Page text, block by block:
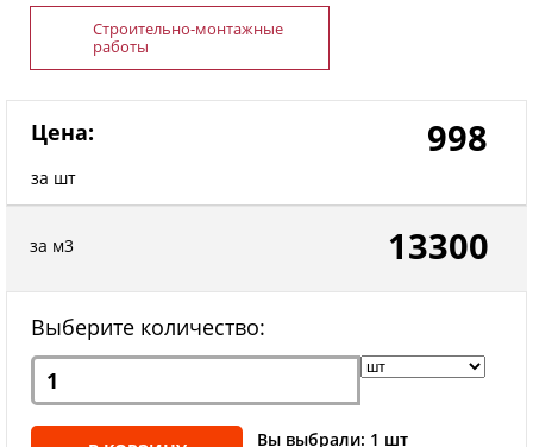
Строительно-монтажные
работы
Цена:
за шт
998
за м3 13300
Выберите количество:
Вы выбрали: 1 шт